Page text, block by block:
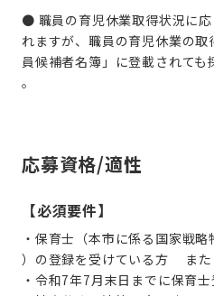
● 職員の育児休業取得状況に
れますが、職員の育児休業の
員候補者名簿」に登載されて
。
応募資格/適性
【必須要件】
・保育士（本市に係る国家戦略
）の登録を受けている方 また
・令和7年7月末日までに保育